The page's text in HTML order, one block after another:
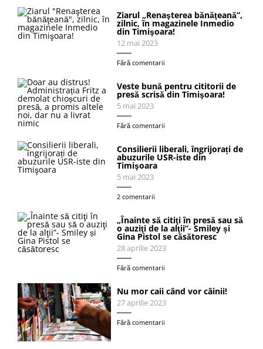
Ziarul „Renaşterea bănăţeană”,
zilnic, în magazinele Inmedio
din Timişoara!
12 mai 2023
Fără comentarii
Veste bună pentru cititorii de
presă scrisă din Timişoara!
5 mai 2023
Fără comentarii
Consilierii liberali, îngrijorați de
abuzurile USR-iste din
Timişoara
5 mai 2023
2 comentarii
„Înainte să citiţi în presă sau să
o auziţi de la alţii”- Smiley și
Gina Pistol se căsătoresc
28 aprilie 2023
Fără comentarii
Nu mor caii când vor câinii!
27 aprilie 2023
Fără comentarii